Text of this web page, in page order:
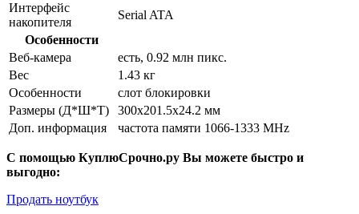
Интерфейс
накопителя
Serial ATA
Особенности
Веб-камера
есть, 0.92 млн пикс.
Вес
1.43 кг
Особенности
слот блокировки
Размеры (Д*Ш*Т)
300x201.5x24.2 мм
Доп. информация
частота памяти 1066-1333 MHz
С помощью КуплюСрочно.ру Вы можете быстро и
выгодно:
Продать ноутбук